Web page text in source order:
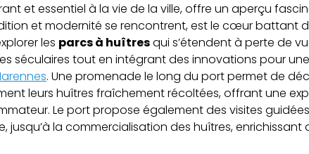
et essentiel à la vie de la ville, offre un aperçu
et modernité se rencontrent, est le cœur battant
les parcs à huîtresqui s’étendent à perte de
séculaires tout en intégrant des innovations pour
. Une promenade le long du port permet de
leurs huîtres fraîchement récoltées, offrant une
Le port propose également des visites
jusqu’à la commercialisation des huîtres,